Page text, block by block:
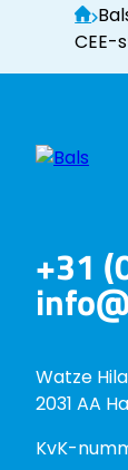
CEE-
+31
Watze
2031 AA
KvK-